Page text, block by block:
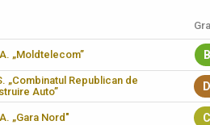
„Moldtelecom”
„Combinatul Republican de
Auto”
„Gara Nord"